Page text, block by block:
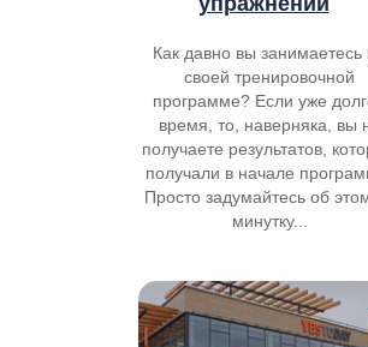
Как давно вы занимаетесь
своей тренировочной
программе? Если уже
время, то, наверняка, вы
получаете результатов,
получали в начале
Просто задумайтесь об
минутку...